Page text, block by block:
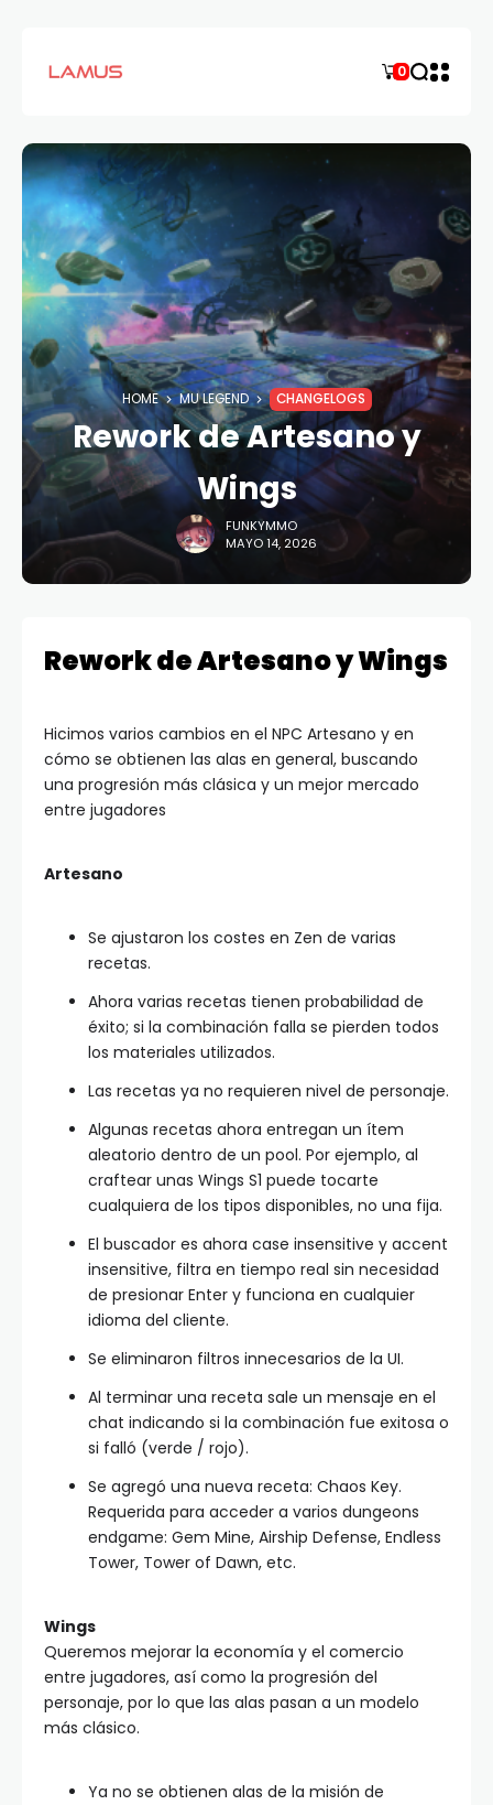
0
HOME MU LEGEND CHANGELOGS
Rework de Artesano y
Wings
FUNKYMMO
MAYO 14, 2026
Rework de Artesano y Wings
Hicimos varios cambios en el NPC Artesano y en
cómo se obtienen las alas en general, buscando
una progresión más clásica y un mejor mercado
entre jugadores
Artesano
Se ajustaron los costes en Zen de varias
recetas.
Ahora varias recetas tienen probabilidad de
éxito; si la combinación falla se pierden todos
los materiales utilizados.
Las recetas ya no requieren nivel de personaje.
Algunas recetas ahora entregan un ítem
aleatorio dentro de un pool. Por ejemplo, al
craftear unas Wings S1 puede tocarte
cualquiera de los tipos disponibles, no una fija.
El buscador es ahora case insensitive y accent
insensitive, filtra en tiempo real sin necesidad
de presionar Enter y funciona en cualquier
idioma del cliente.
Se eliminaron filtros innecesarios de la UI.
Al terminar una receta sale un mensaje en el
chat indicando si la combinación fue exitosa o
si falló (verde / rojo).
Se agregó una nueva receta: Chaos Key.
Requerida para acceder a varios dungeons
endgame: Gem Mine, Airship Defense, Endless
Tower, Tower of Dawn, etc.
Wings
Queremos mejorar la economía y el comercio
entre jugadores, así como la progresión del
personaje, por lo que las alas pasan a un modelo
más clásico.
Ya no se obtienen alas de la misión de